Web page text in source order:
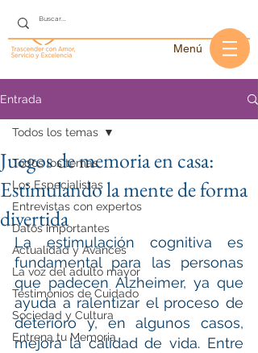
Menú
Entrada
Todos los temas
Los Especialistas
Entrevistas con expertos
Datos importantes
Actualidad y Avances
La voz del adulto mayor
Testimonios de Cuidado
Sociedad y Cultura
Entrena tu Memoria
Todos los temas
Juegos de memoria en casa:
Estimulando la mente de forma
divertida
La estimulación cognitiva es
fundamental para las personas
que padecen Alzheimer, ya que
ayuda a ralentizar el proceso de
deterioro y, en algunos casos,
mejora la calidad de vida. Entre